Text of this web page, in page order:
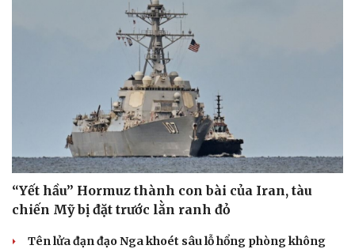
“Yết hầu” Hormuz thành con bài của Iran, tàu
chiến Mỹ bị đặt trước lằn ranh đỏ
Tên lửa đạn đạo Nga khoét sâu lỗ hổng phòng không